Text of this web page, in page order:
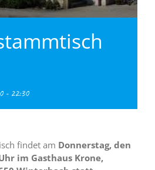
- 22:30
findet am Donnerstag, den
im Gasthaus Krone,